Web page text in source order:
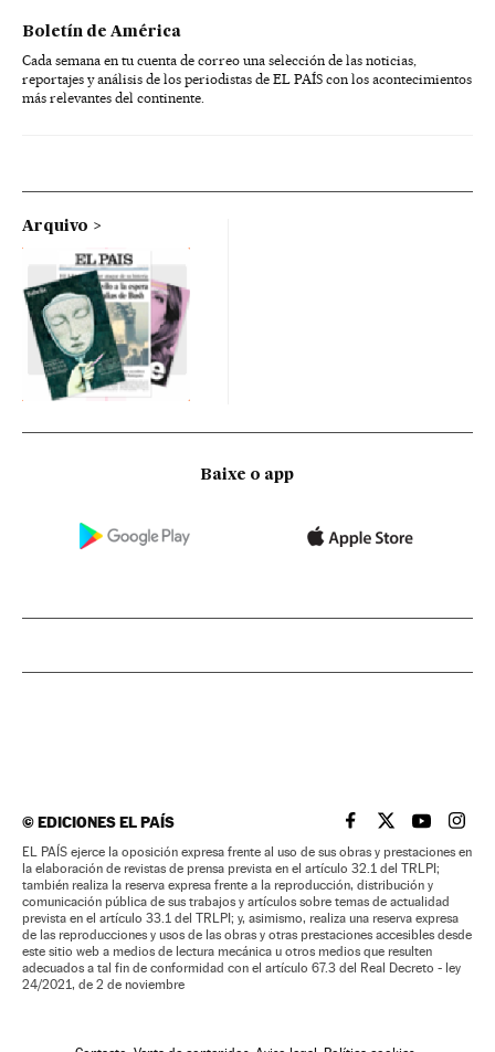
Boletín de América
Cada semana en tu cuenta de correo una selección de las noticias,
reportajes y análisis de los periodistas de EL PAÍS con los acontecimientos
más relevantes del continente.
Arquivo
Baixe o app
©EDICIONES EL PAÍS EL PAÍS BRASIL EN
EL PAÍSEL PAÍS
EL
EL PAÍS ejerce la oposición expresa frente al uso de sus obras y prestaciones en
la elaboración de revistas de prensa prevista en el artículo 32.1 del TRLPI;
también realiza la reserva expresa frente a la reproducción, distribución y
comunicación pública de sus trabajos y artículos sobre temas de actualidad
prevista en el artículo 33.1 del TRLPI; y, asimismo, realiza una reserva expresa
de las reproducciones y usos de las obras y otras prestaciones accesibles desde
este sitio web a medios de lectura mecánica u otros medios que resulten
adecuados a tal fin de conformidad con el artículo 67.3 del Real Decreto - ley
24/2021, de 2 de noviembre